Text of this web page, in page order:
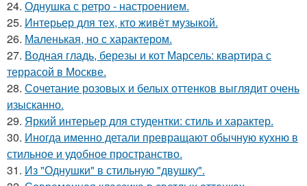
24. Однушка с ретро - настроением.
25. Интерьер для тех, кто живёт музыкой.
26. Маленькая, но с характером.
27. Водная гладь, березы и кот Марсель: квартира с
террасой в Москве.
28. Сочетание розовых и белых оттенков выглядит очень
изысканно.
29. Яркий интерьер для студентки: стиль и характер.
30. Иногда именно детали превращают обычную кухню в
стильное и удобное пространство.
31. Из "Однушки" в стильную "двушку".